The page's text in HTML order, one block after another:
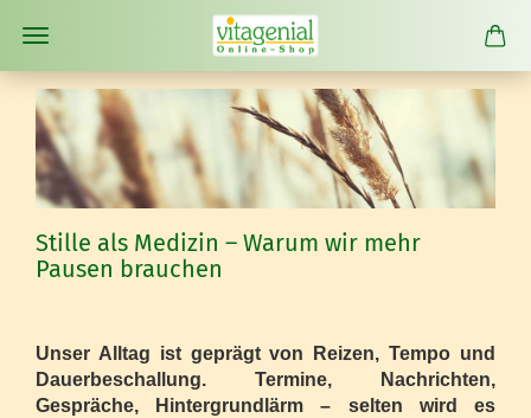
Stille als Medizin – Warum wir mehr
Pausen brauchen
Unser Alltag ist geprägt von Reizen, Tempo und
Dauerbeschallung. Termine, Nachrichten,
Gespräche, Hintergrundlärm – selten wird es